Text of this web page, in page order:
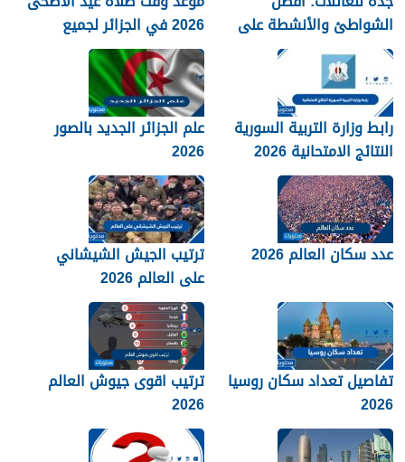
الشواطئ والأنشطة على
كورنيش البحر الأحمر
2026 في الجزائر لجميع
المحافظات بالتفصيل 1448
رابط وزارة التربية السورية
النتائج الامتحانية 2026
علم الجزائر الجديد بالصور
2026
عدد سكان العالم 2026
ترتيب الجيش الشيشاني
على العالم 2026
تفاصيل تعداد سكان روسيا
2026
ترتيب اقوى جيوش العالم
2026